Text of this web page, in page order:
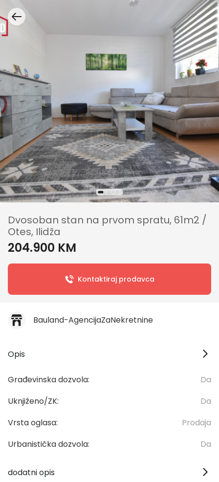
Dvosoban stan na prvom spratu, 61m2 /
Otes, Ilidža
204.900 KM
Kontaktiraj prodavca
Bauland-AgencijaZaNekretnine
Opis
Građevinska dozvola:
Da
Uknjiženo/ZK:
Da
Vrsta oglasa:
Prodaja
Urbanistička dozvola:
Da
dodatni opis